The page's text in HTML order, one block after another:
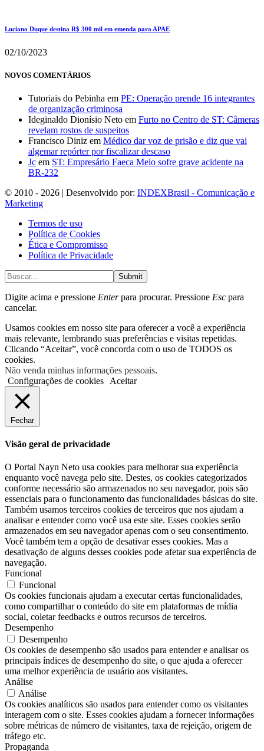
Luciano Duque destina R$ 300 mil em emenda para APAE
02/10/2023
NOVOS COMENTÁRIOS
Tutoriais do Pebinha em PE: Operação prende 16 integrantes
de organização criminosa
Ideginaldo Dionísio Neto em Furto no Centro de ST: Câmeras
revelam rostos de suspeitos
Francisco Diniz em Médico dar voz de prisão e diz que vai
algemar repórter por fiscalizar descaso
Jc em ST: Empresário Faeca Melo sofre grave acidente na
BR-232
© 2010 - 2026 | Desenvolvido por: INDEXBrasil - Comunicação e
Marketing
Termos de uso
Política de Cookies
Ética e Compromisso
Política de Privacidade
Submit
Digite acima e pressione Enterpara procurar. Pressione Esc para
cancelar.
Usamos cookies em nosso site para oferecer a você a experiência
mais relevante, lembrando suas preferências e visitas repetidas.
Clicando “Aceitar”, você concorda com o uso de TODOS os
cookies.
Não venda minhas informações pessoais.
Configurações de cookies
Aceitar
Fechar
Visão geral de privacidade
O Portal Nayn Neto usa cookies para melhorar sua experiência
enquanto você navega pelo site. Destes, os cookies categorizados
conforme necessário são armazenados no seu navegador, pois são
essenciais para o funcionamento das funcionalidades básicas do site.
Também usamos terceiros cookies de terceiros que nos ajudam a
analisar e entender como você usa este site. Esses cookies serão
armazenados em seu navegador apenas com o seu consentimento.
Você também tem a opção de desativar esses cookies. Mas a
desativação de alguns desses cookies pode afetar sua experiência de
navegação.
Funcional
Funcional
Os cookies funcionais ajudam a executar certas funcionalidades,
como compartilhar o conteúdo do site em plataformas de mídia
social, coletar feedbacks e outros recursos de terceiros.
Desempenho
Desempenho
Os cookies de desempenho são usados ​​para entender e analisar os
principais índices de desempenho do site, o que ajuda a oferecer
uma melhor experiência de usuário aos visitantes.
Análise
Análise
Os cookies analíticos são usados ​​para entender como os visitantes
interagem com o site. Esses cookies ajudam a fornecer informações
sobre métricas de número de visitantes, taxa de rejeição, origem de
tráfego etc.
Propaganda